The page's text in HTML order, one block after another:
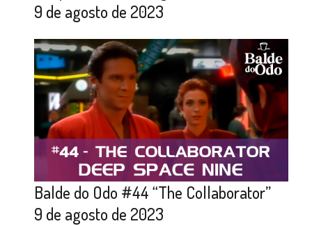
9 de agosto de 2023
Balde do Odo #44 “The Collaborator”
9 de agosto de 2023